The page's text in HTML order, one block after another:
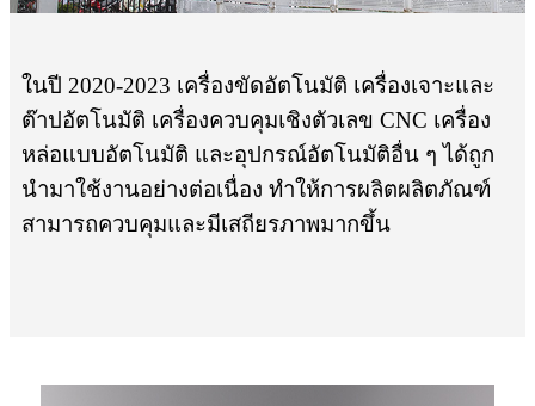
ในปี 2020-2023 เครื่องขัดอัตโนมัติ เครื่องเจาะและ
ต๊าปอัตโนมัติ เครื่องควบคุมเชิงตัวเลข CNC เครื่อง
หล่อแบบอัตโนมัติ และอุปกรณ์อัตโนมัติอื่น ๆ ได้ถูก
นำมาใช้งานอย่างต่อเนื่อง ทำให้การผลิตผลิตภัณฑ์
สามารถควบคุมและมีเสถียรภาพมากขึ้น